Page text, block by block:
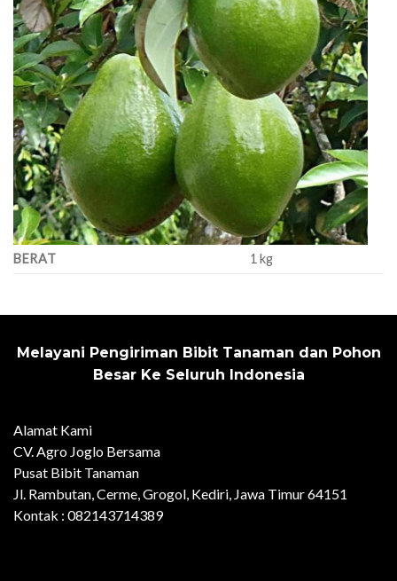
BERAT 1 kg
Melayani Pengiriman Bibit Tanaman dan Pohon
Besar Ke Seluruh Indonesia
Alamat Kami
CV. Agro Joglo Bersama
Pusat Bibit Tanaman
Jl. Rambutan, Cerme, Grogol, Kediri, Jawa Timur 64151
Kontak : 082143714389